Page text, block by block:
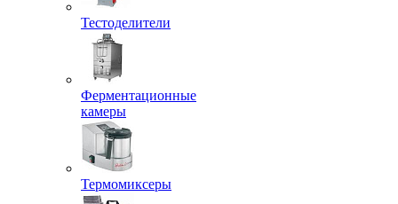
Тестоделители
Ферментационные
камеры
Термомиксеры